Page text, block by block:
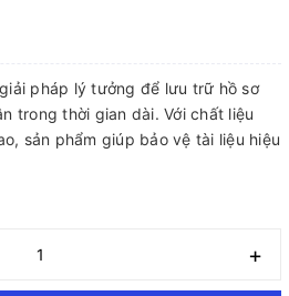
pháp lý tưởng để lưu trữ hồ sơ
trong thời gian dài. Với chất liệu
sản phẩm giúp bảo vệ tài liệu hiệu
+